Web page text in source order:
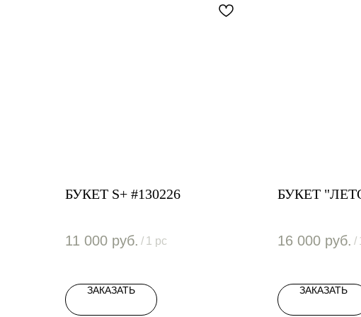
БУКЕТ S+ #130226
11 000 руб. / 1 pc
ЗАКАЗАТЬ
БУКЕТ
16 000 руб. /
ЗАКАЗАТЬ